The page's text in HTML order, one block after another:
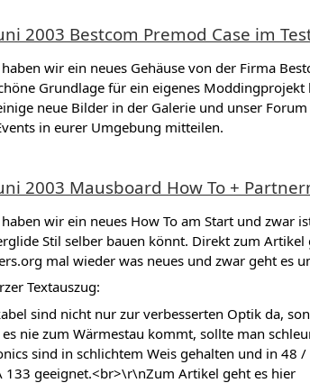
2003 Bestcom Premod Case im
wir ein neues Gehäuse von der Firma
Grundlage für ein eigenes
neue Bilder in der Galerie und unser
in eurer Umgebung mitteilen.
2003 Mausboard How To +
wir ein neues How To am Start und zwar
Stil selber bauen könnt. Direkt zum
mal wieder was neues und zwar geht es
Textauszug:
sind nicht nur zur verbesserten Optik da,
nie zum Wärmestau kommt, sollte man
sind in schlichtem Weis gehalten und in 48
133 geeignet.<br>\r\nZum Artikel geht es hier